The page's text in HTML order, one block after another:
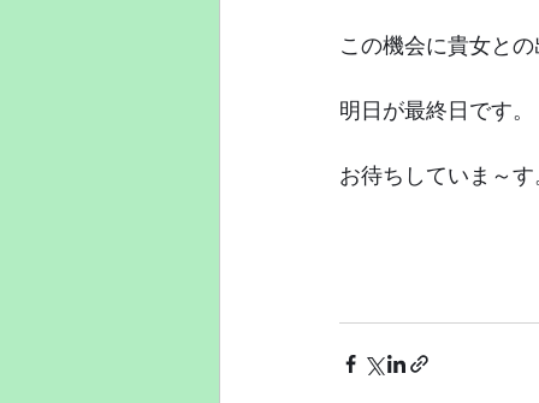
この機会に貴女と
明日が最終日です。
お待ちしていま～す